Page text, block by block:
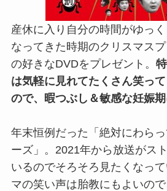
産休に入り自分の時間がゆっ
なってきた時期のクリスマス
の好きなDVDをプレゼント。
は気軽に見れてたくさん笑っ
ので、暇つぶし＆敏感な妊娠
年末恒例だった「絶対にわら
ーズ」。2021年から放送がス
いるのでそろそろ見たくなっ
マの笑い声は胎教にもよいの